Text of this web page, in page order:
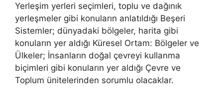
Yerleşim yerleri seçimleri, toplu ve dağınık
yerleşmeler gibi konuların anlatıldığı Beşeri
Sistemler; dünyadaki bölgeler, harita gibi
konuların yer aldığı Küresel Ortam: Bölgeler ve
Ülkeler; İnsanların doğal çevreyi kullanma
biçimleri gibi konuların yer aldığı Çevre ve
Toplum ünitelerinden sorumlu olacaklar.